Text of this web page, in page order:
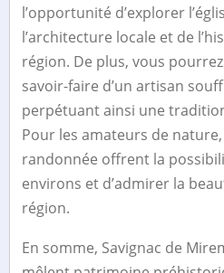
l’opportunité d’explorer
l’architecture locale et de
région. De plus, vous
savoir-faire d’un artisan
perpétuant ainsi une
Pour les amateurs de
randonnée offrent la
environs et d’admirer la
région.
En somme, Savignac de